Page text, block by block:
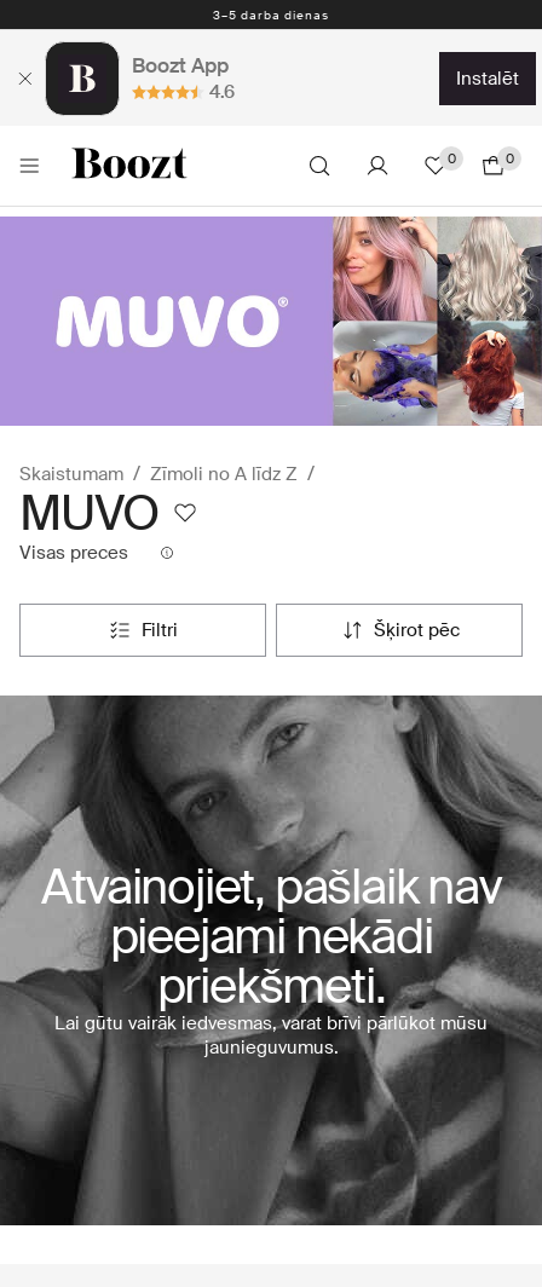
3–5 darba dienas
Boozt App
4.6
instalēt
0 0
Skaistumam Zīmoli no A līdz Z
MUVO
Visas preces
filtri šķirot pēc
Atvainojiet, pašlaik nav
pieejami nekādi
priekšmeti.
Lai gūtu vairāk iedvesmas, varat brīvi pārlūkot mūsu
jaunieguvumus.